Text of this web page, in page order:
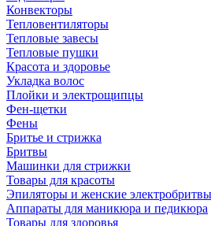
Конвекторы
Тепловентиляторы
Тепловые завесы
Тепловые пушки
Красота и здоровье
Укладка волос
Плойки и электрощипцы
Фен-щетки
Фены
Бритье и стрижка
Бритвы
Машинки для стрижки
Товары для красоты
Эпиляторы и женские электробритвы
Аппараты для маникюра и педикюра
Товары для здоровья